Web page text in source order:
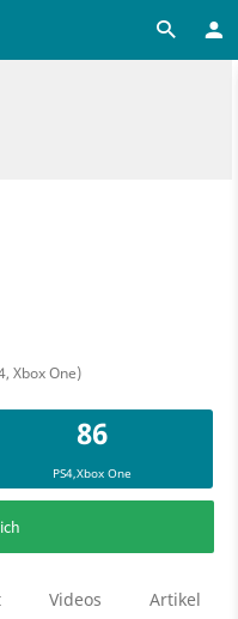
Xbox One)
86
PS4,Xbox One
Videos Artikel